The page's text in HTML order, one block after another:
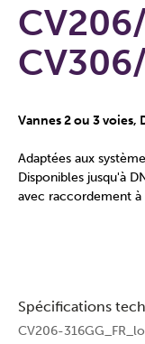
Vannes 2 ou 3 voies,
Adaptées aux
Disponibles jusqu'à
avec raccordement à
Spécifications
CV206-